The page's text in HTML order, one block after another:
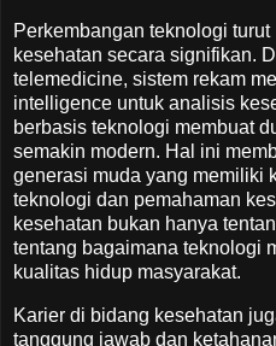
Perkembangan teknologi
kesehatan secara signifikan.
telemedicine, sistem rekam
intelligence untuk analisis
berbasis teknologi membuat
semakin modern. Hal ini
generasi muda yang memiliki
teknologi dan pemahaman
kesehatan bukan hanya
tentang bagaimana teknologi
kualitas hidup masyarakat.
Karier di bidang kesehatan
tanggung jawab dan